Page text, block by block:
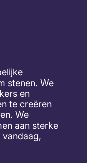
stenen. We
en
te creëren
We
aan sterke